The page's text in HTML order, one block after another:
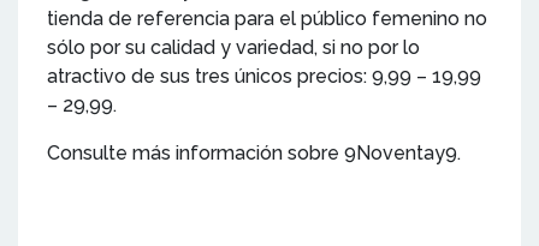
tienda de referencia para el público femenino no
sólo por su calidad y variedad, si no por lo
atractivo de sus tres únicos precios: 9,99 – 19,99
– 29,99.
Consulte más información sobre 9Noventay9.